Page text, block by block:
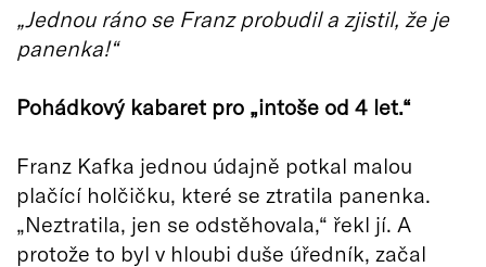
„Jednou ráno se Franz probudil a zjistil, že je
panenka!“
Pohádkový kabaret pro „intoše od 4 let.“
Franz Kafka jednou údajně potkal malou
plačící holčičku, které se ztratila panenka.
„Neztratila, jen se odstěhovala,“ řekl jí. A
protože to byl v hloubi duše úředník, začal